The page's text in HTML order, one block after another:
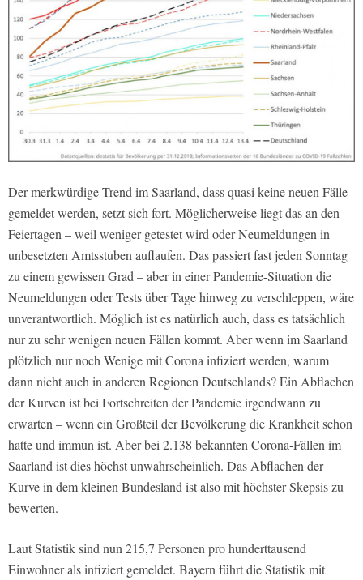
Der merkwürdige Trend im Saarland, dass quasi keine neuen Fälle
gemeldet werden, setzt sich fort. Möglicherweise liegt das an den
Feiertagen – weil weniger getestet wird oder Neumeldungen in
unbesetzten Amtsstuben auflaufen. Das passiert fast jeden Sonntag
zu einem gewissen Grad – aber in einer Pandemie-Situation die
Neumeldungen oder Tests über Tage hinweg zu verschleppen, wäre
unverantwortlich. Möglich ist es natürlich auch, dass es tatsächlich
nur zu sehr wenigen neuen Fällen kommt. Aber wenn im Saarland
plötzlich nur noch Wenige mit Corona infiziert werden, warum
dann nicht auch in anderen Regionen Deutschlands? Ein Abflachen
der Kurven ist bei Fortschreiten der Pandemie irgendwann zu
erwarten – wenn ein Großteil der Bevölkerung die Krankheit schon
hatte und immun ist. Aber bei 2.138 bekannten Corona-Fällen im
Saarland ist dies höchst unwahrscheinlich. Das Abflachen der
Kurve in dem kleinen Bundesland ist also mit höchster Skepsis zu
bewerten.
Laut Statistik sind nun 215,7 Personen pro hunderttausend
Einwohner als infiziert gemeldet. Bayern führt die Statistik mit